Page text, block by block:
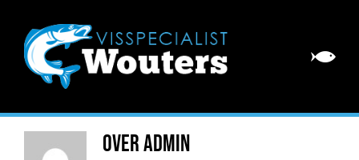
naar
inhoud
Over ons Overadmin